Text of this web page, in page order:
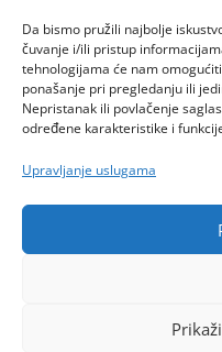
Da bismo pružili najbolje
čuvanje i/ili pristup
tehnologijama će nam
ponašanje pri pregledanju ili
Nepristanak ili povlačenje
određene karakteristike i
Upravljanje uslugama